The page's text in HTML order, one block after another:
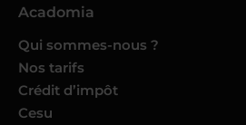
Acadomia
Qui sommes-nous ?
Nos tarifs
Crédit d’impôt
Cesu